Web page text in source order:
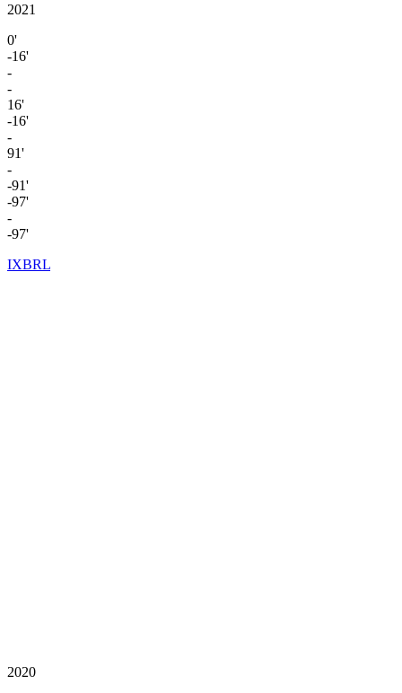
2021
0'
-16'
-
-
16'
-16'
-
91'
-
-91'
-97'
-
-97'
IXBRL
2020